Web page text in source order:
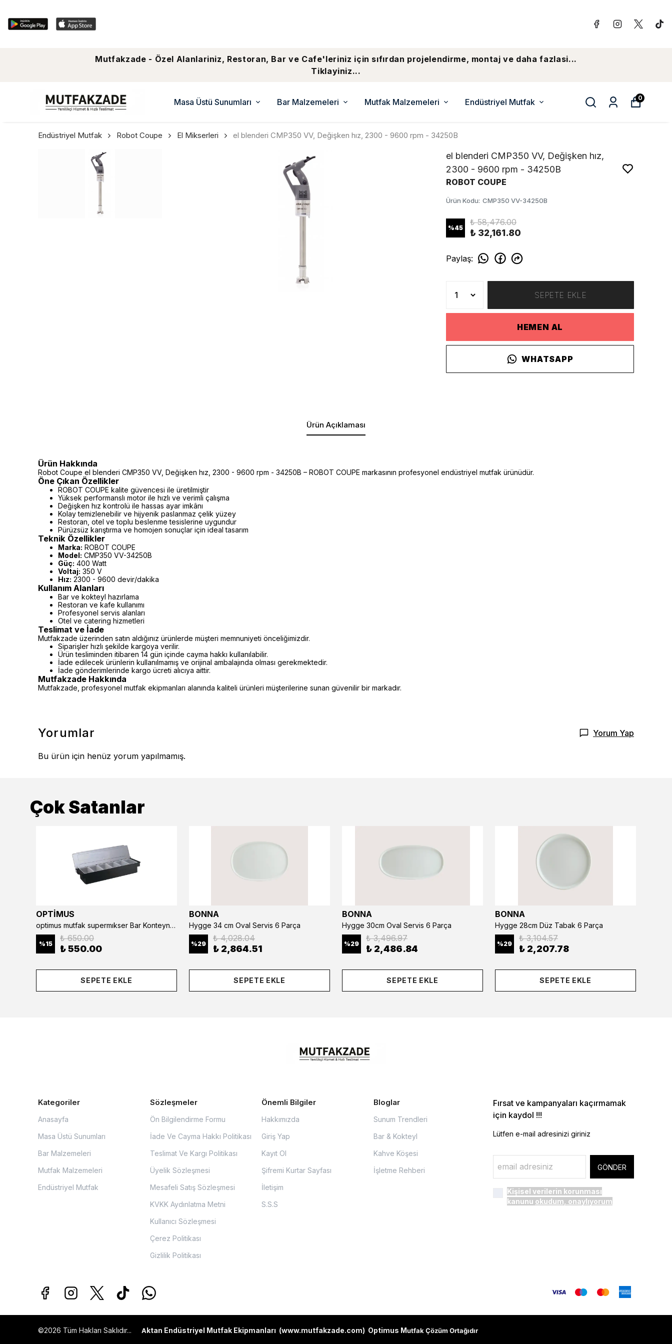
Mutfakzade - Özel Alanlariniz, Restoran, Bar ve Cafe'leriniz için sıfırdan projelendirme, montaj ve daha fazlasi...
Tiklayiniz...
Masa Üstü Sunumları Bar Malzemeleri Mutfak Malzemeleri Endüstriyel Mutfak 0
Endüstriyel Mutfak Robot Coupe El Mikserleri el blenderi CMP350 VV, Değişken hız, 2300 - 9600 rpm - 34250B
el blenderi CMP350 VV, Değişken hız,
2300 - 9600 rpm - 34250B
ROBOT COUPE
Ürün Kodu: CMP350 VV-34250B
%45
₺ 58,476.00
₺ 32,161.80
Paylaş:
SEPETE EKLE
HEMEN AL
WHATSAPP
Ürün Açıklaması
Ürün Hakkında
Robot Coupe el blenderi CMP350 VV, Değişken hız, 2300 - 9600 rpm - 34250B – ROBOT COUPE markasının profesyonel endüstriyel mutfak ürünüdür.
Öne Çıkan Özellikler
ROBOT COUPE kalite güvencesi ile üretilmiştir
Yüksek performanslı motor ile hızlı ve verimli çalışma
Değişken hız kontrolü ile hassas ayar imkânı
Kolay temizlenebilir ve hijyenik paslanmaz çelik yüzey
Restoran, otel ve toplu beslenme tesislerine uygundur
Pürüzsüz karıştırma ve homojen sonuçlar için ideal tasarım
Teknik Özellikler
Marka: ROBOT COUPE
Model: CMP350 VV-34250B
Güç: 400 Watt
Voltaj: 350 V
Hız: 2300 - 9600 devir/dakika
Kullanım Alanları
Bar ve kokteyl hazırlama
Restoran ve kafe kullanımı
Profesyonel servis alanları
Otel ve catering hizmetleri
Teslimat ve İade
Mutfakzade üzerinden satın aldığınız ürünlerde müşteri memnuniyeti önceliğimizdir.
Siparişler hızlı şekilde kargoya verilir.
Ürün tesliminden itibaren 14 gün içinde cayma hakkı kullanılabilir.
İade edilecek ürünlerin kullanılmamış ve orijinal ambalajında olması gerekmektedir.
İade gönderimlerinde kargo ücreti alıcıya aittir.
Mutfakzade Hakkında
Mutfakzade, profesyonel mutfak ekipmanları alanında kaliteli ürünleri müşterilerine sunan güvenilir bir markadır.
Yorumlar Yorum Yap
Bu ürün için henüz yorum yapılmamış.
Çok Satanlar
OPTİMUS
optimus mutfak supermıkser Bar Konteyner 6'lı 50×16×9 cm Kapaklı Polikarbon Organizer Bar & Kafe
%15
₺ 650.00
₺ 550.00
SEPETE EKLE
BONNA
Hygge 34 cm Oval Servis 6 Parça
%29
₺ 4,028.04
₺ 2,864.51
SEPETE EKLE
BONNA
Hygge 30cm Oval Servis 6 Parça
%29
₺ 3,496.97
₺ 2,486.84
SEPETE EKLE
BONNA
Hygge 28cm Düz Tabak 6 Parça
%29
₺ 3,104.57
₺ 2,207.78
SEPETE EKLE
Kategoriler
Anasayfa
Masa Üstü Sunumları
Bar Malzemeleri
Mutfak Malzemeleri
Endüstriyel Mutfak
Sözleşmeler
Ön Bilgilendirme Formu
İade Ve Cayma Hakkı Politikası
Teslimat Ve Kargı Politikası
Üyelik Sözleşmesi
Mesafeli Satış Sözleşmesi
KVKK Aydınlatma Metni
Kullanıcı Sözleşmesi
Çerez Politikası
Gizlilik Politikası
Önemli Bilgiler
Hakkımızda
Giriş Yap
Kayıt Ol
Şifremi Kurtar Sayfası
İletişim
S.S.S
Bloglar
Sunum Trendleri
Bar & Kokteyl
Kahve Köşesi
İşletme Rehberi
Fırsat ve kampanyaları kaçırmamak
için kaydol !!!
Lütfen e-mail adresinizi giriniz
GÖNDER
Kişisel verilerin korunması
kanunu okudum, onaylıyorum
©2026 Tüm Hakları Saklıdır... Aktan Endüstriyel Mutfak Ekipmanları (www.mutfakzade.com) Optimus Mutfak Çözüm Ortağıdır